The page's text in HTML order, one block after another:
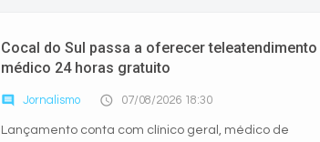
Cocal do Sul passa a oferecer teleatendimento
médico 24 horas gratuito
comment Jornalismo access_time 07/08/2026 18:30
Lançamento conta com clínico geral, médico de